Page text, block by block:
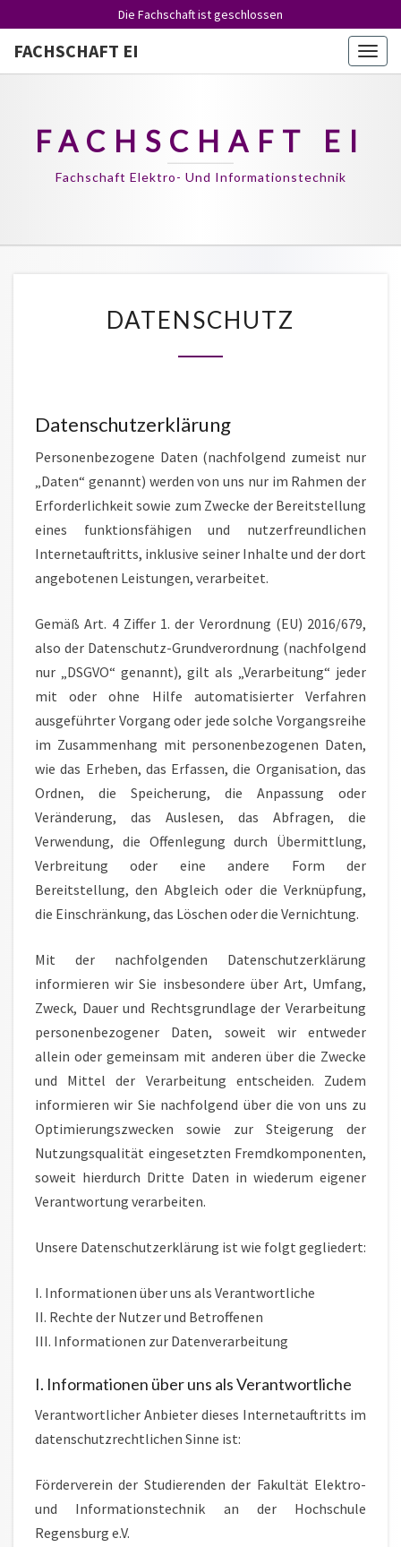
Die Fachschaft istgeschlossen
FACHSCHAFT EI
FACHSCHAFT EI
Fachschaft Elektro- Und Informationstechnik
DATENSCHUTZ
Datenschutzerklärung
Personenbezogene Daten (nachfolgend zumeist nur
„Daten“ genannt) werden von uns nur im Rahmen der
Erforderlichkeit sowie zum Zwecke der Bereitstellung
eines funktionsfähigen und nutzerfreundlichen
Internetauftritts, inklusive seiner Inhalte und der dort
angebotenen Leistungen, verarbeitet.
Gemäß Art. 4 Ziffer 1. der Verordnung (EU) 2016/679,
also der Datenschutz-Grundverordnung (nachfolgend
nur „DSGVO“ genannt), gilt als „Verarbeitung“ jeder
mit oder ohne Hilfe automatisierter Verfahren
ausgeführter Vorgang oder jede solche Vorgangsreihe
im Zusammenhang mit personenbezogenen Daten,
wie das Erheben, das Erfassen, die Organisation, das
Ordnen, die Speicherung, die Anpassung oder
Veränderung, das Auslesen, das Abfragen, die
Verwendung, die Offenlegung durch Übermittlung,
Verbreitung oder eine andere Form der
Bereitstellung, den Abgleich oder die Verknüpfung,
die Einschränkung, das Löschen oder die Vernichtung.
Mit der nachfolgenden Datenschutzerklärung
informieren wir Sie insbesondere über Art, Umfang,
Zweck, Dauer und Rechtsgrundlage der Verarbeitung
personenbezogener Daten, soweit wir entweder
allein oder gemeinsam mit anderen über die Zwecke
und Mittel der Verarbeitung entscheiden. Zudem
informieren wir Sie nachfolgend über die von uns zu
Optimierungszwecken sowie zur Steigerung der
Nutzungsqualität eingesetzten Fremdkomponenten,
soweit hierdurch Dritte Daten in wiederum eigener
Verantwortung verarbeiten.
Unsere Datenschutzerklärung ist wie folgt gegliedert:
I. Informationen über uns als Verantwortliche
II. Rechte der Nutzer und Betroffenen
III. Informationen zur Datenverarbeitung
I. Informationen über uns als Verantwortliche
Verantwortlicher Anbieter dieses Internetauftritts im
datenschutzrechtlichen Sinne ist:
Förderverein der Studierenden der Fakultät Elektro-
und Informationstechnik an der Hochschule
Regensburg e.V.